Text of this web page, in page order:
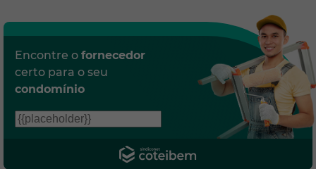
Encontre o fornecedor
certo para o seu
condomínio